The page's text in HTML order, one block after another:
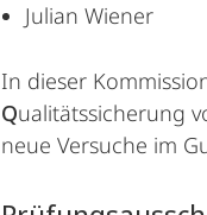
Julian Wiener
In dieser
Qualitätssicherung
neue Versuche im